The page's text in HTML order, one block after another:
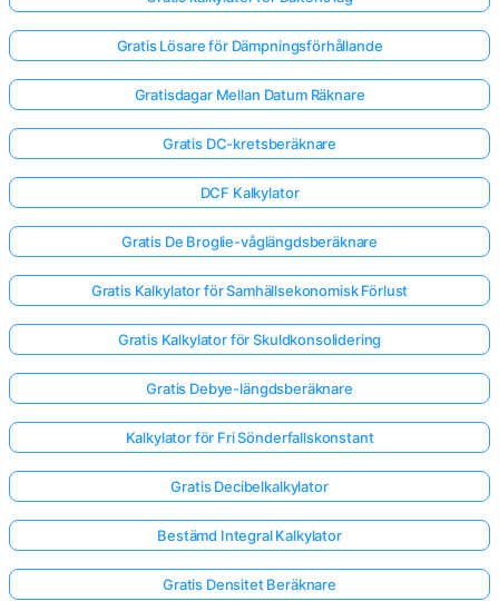
Gratis Lösare för Dämpningsförhållande
Gratisdagar Mellan Datum Räknare
Gratis DC-kretsberäknare
DCF Kalkylator
Gratis De Broglie-våglängdsberäknare
Gratis Kalkylator för Samhällsekonomisk Förlust
Gratis Kalkylator för Skuldkonsolidering
Gratis Debye-längdsberäknare
Kalkylator för Fri Sönderfallskonstant
Gratis Decibelkalkylator
Bestämd Integral Kalkylator
Gratis Densitet Beräknare